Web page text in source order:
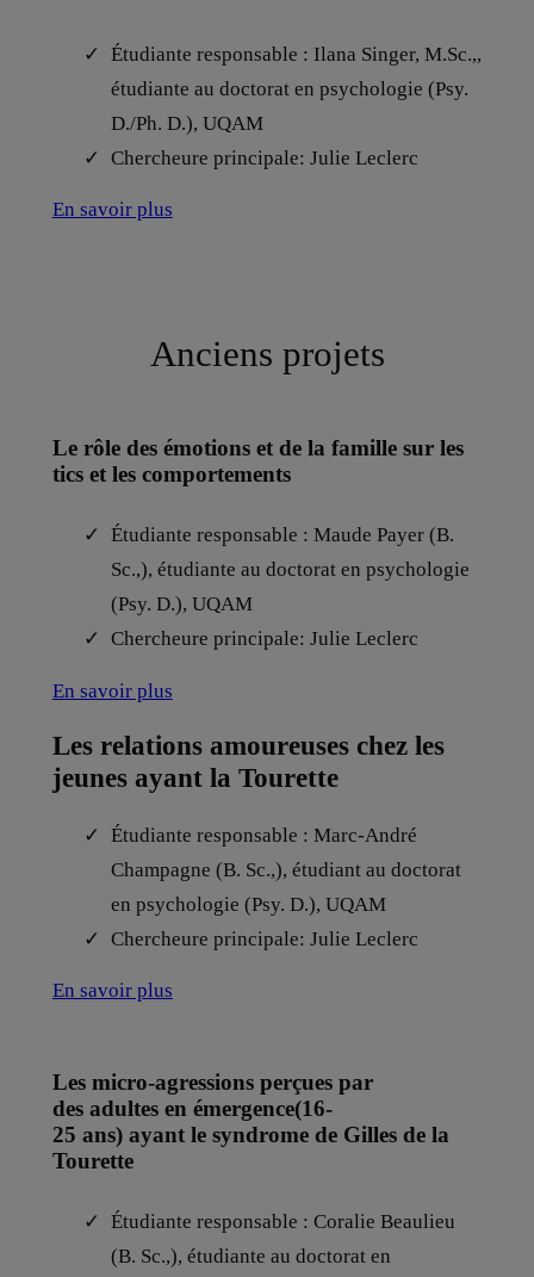
Étudiante responsable : Ilana Singer, M.Sc.,,
étudiante au doctorat en psychologie (Psy.
D./Ph. D.), UQAM
Chercheure principale: Julie Leclerc
En savoir plus
Anciens projets
Le rôle des émotions et de la famille sur les
tics et les comportements
Étudiante responsable : Maude Payer (B.
Sc.,), étudiante au doctorat en psychologie
(Psy. D.), UQAM
Chercheure principale: Julie Leclerc
En savoir plus
Les relations amoureuses chez les
jeunes ayant la Tourette
Étudiante responsable : Marc-André
Champagne (B. Sc.,), étudiant au doctorat
en psychologie (Psy. D.), UQAM
Chercheure principale: Julie Leclerc
En savoir plus
Les micro-agressions perçues par
des adultes en émergence(16-
25 ans) ayant le syndrome de Gilles de la
Tourette
Étudiante responsable : Coralie Beaulieu
(B. Sc.,), étudiante au doctorat en